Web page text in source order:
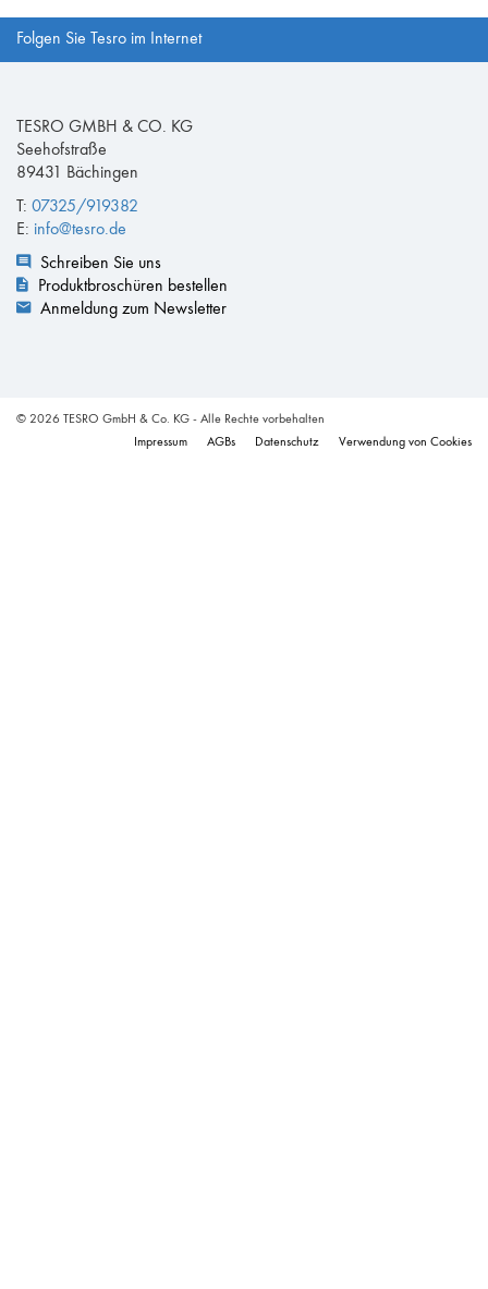
Folgen Sie Tesro im Internet
TESRO GMBH & CO. KG
Seehofstraße
89431 Bächingen
T: 07325/919382
E: info@tesro.de
Schreiben Sie uns
Produktbroschüren bestellen
Anmeldung zum Newsletter
© 2026 TESRO GmbH & Co. KG - Alle Rechte vorbehalten
Impressum
AGBs Datenschutz Verwendung von Cookies